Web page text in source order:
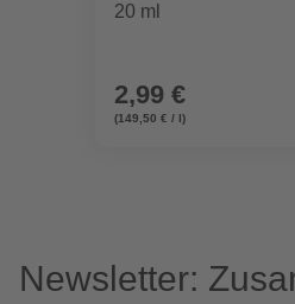
20 ml
2,99 €
(149,50 € / l)
Newsletter: